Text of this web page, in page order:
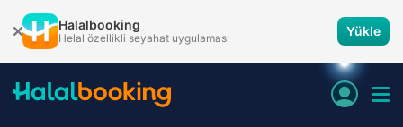
Halalbooking
Helal özellikli seyahat uygulaması Yükle